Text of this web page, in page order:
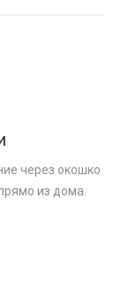
через окошко
из дома.